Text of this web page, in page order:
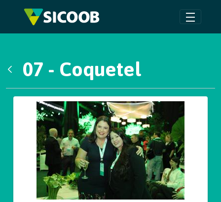
Pular para o Conteúdo principal
07 - Coquetel
Galeria de Mídias